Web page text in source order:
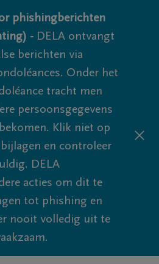
phishingberichten
- DELA ontvangt
berichten via
Onder het
tracht men
persoonsgegevens
Klik niet op
en controleer
DELA
acties om dit te
tot phishing en
nooit volledig uit te